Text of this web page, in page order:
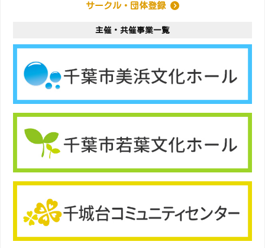
サークル・団体登録
主催・共催事業一覧